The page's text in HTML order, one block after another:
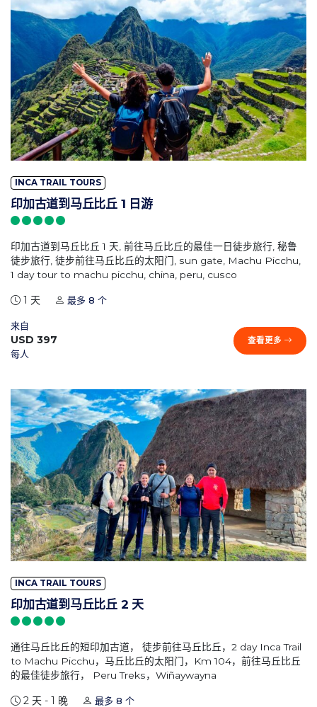
INCA TRAIL TOURS
印加古道到马丘比丘 1 日游
印加古道到马丘比丘 1 天, 前往马丘比丘的最佳一日徒步旅行, 秘鲁
徒步旅行, 徒步前往马丘比丘的太阳门, sun gate, Machu Picchu,
1 day tour to machu picchu, china, peru, cusco
1 天 最多 8 个
来自
USD 397
每人
查看更多
INCA TRAIL TOURS
印加古道到马丘比丘 2 天
通往马丘比丘的短印加古道， 徒步前往马丘比丘，2 day Inca Trail
to Machu Picchu，马丘比丘的太阳门，Km 104，前往马丘比丘
的最佳徒步旅行， Peru Treks，Wiñaywayna
2 天 - 1 晚 最多 8 个